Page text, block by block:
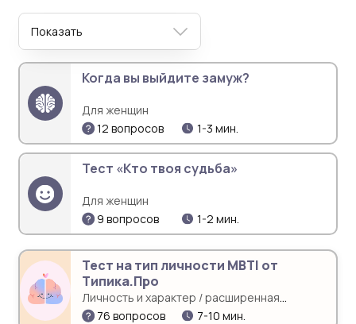
Показать
Когда вы выйдите замуж?
Для женщин
12 вопросов
1-3 мин.
Тест «Кто твоя судьба»
Для женщин
9 вопросов
1-2 мин.
Тест на тип личности MBTI от
Типика.Про
Личность и характер / расширенная
диагностика
76 вопросов 7-10 мин.